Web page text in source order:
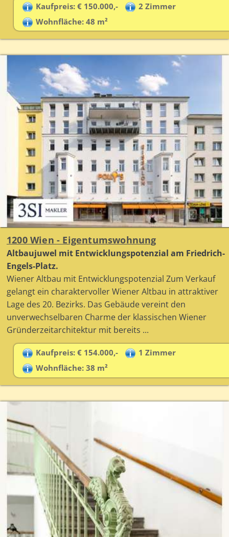
Kaufpreis: € 150.000,-
2 Zimmer
Wohnfläche: 48 m²
1200 Wien - Eigentumswohnung
Altbaujuwel mit Entwicklungspotenzial am Friedrich-
Engels-Platz.
Wiener Altbau mit Entwicklungspotenzial Zum Verkauf
gelangt ein charaktervoller Wiener Altbau in attraktiver
Lage des 20. Bezirks. Das Gebäude vereint den
unverwechselbaren Charme der klassischen Wiener
Gründerzeitarchitektur mit bereits ...
Kaufpreis: € 154.000,-
1 Zimmer
Wohnfläche: 38 m²